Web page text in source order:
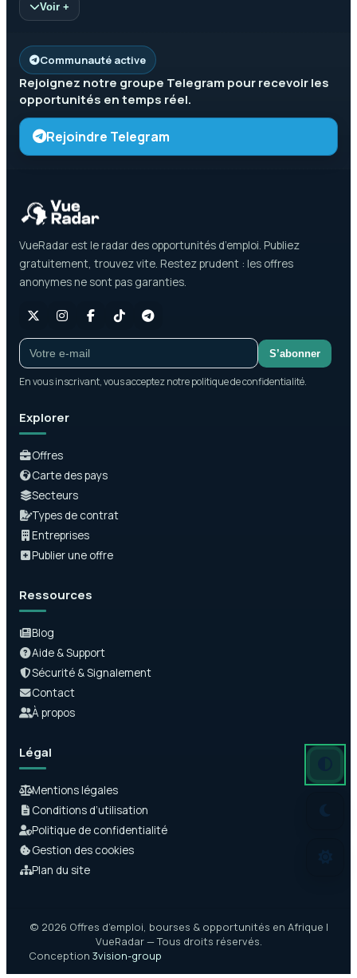
Voir +
Communauté active
Rejoignez notre groupe Telegram pour recevoir les
opportunités en temps réel.
Rejoindre Telegram
VueRadar est le radar des opportunités d’emploi. Publiez
gratuitement, trouvez vite. Restez prudent : les offres
anonymes ne sont pas garanties.
S’abonner
En vous inscrivant, vous acceptez notre politique de confidentialité.
Explorer
Offres
Carte des pays
Secteurs
Types de contrat
Entreprises
Publier une offre
Ressources
Blog
Aide & Support
Sécurité & Signalement
Contact
À propos
Légal
Mentions légales
Conditions d’utilisation
Politique de confidentialité
Gestion des cookies
Plan du site
© 2026 Offres d’emploi, bourses & opportunités en Afrique |
VueRadar — Tous droits réservés.
Conception 3vision-group
Mode
Mode
Mode clair